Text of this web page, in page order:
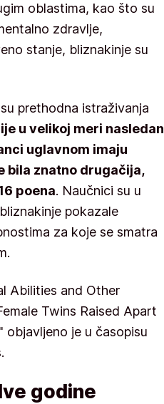
oblastima, kao što su
zdravlje,
stanje, bliznakinje su
prethodna istraživanja
u velikoj meri nasledan
uglavnom imaju
bila znatno drugačija,
poena. Naučnici su u
pokazale
za koje se smatra
Abilities and Other
Twins Raised Apart
objavljeno je u časopisu
godine